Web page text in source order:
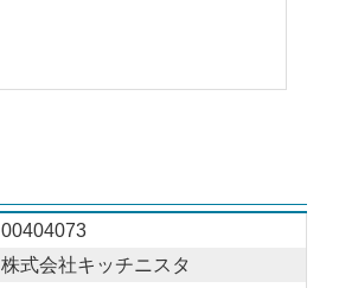
00404073
株式会社キッチニスタ